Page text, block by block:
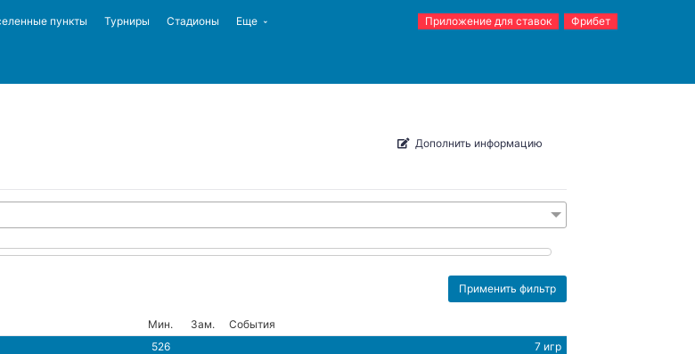
пункты Турниры Стадионы Еще Приложение для ставок Фрибет
Дополнить информацию
Мин. Зам.
События
526
7 игр